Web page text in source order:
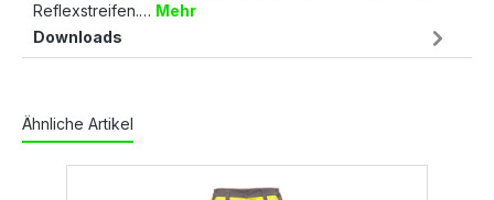
Reflexstreifen.… Mehr
Downloads
Ähnliche Artikel